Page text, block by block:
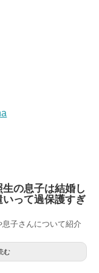
の息子は結婚し
って過保護すぎ
子さんについて紹介
む